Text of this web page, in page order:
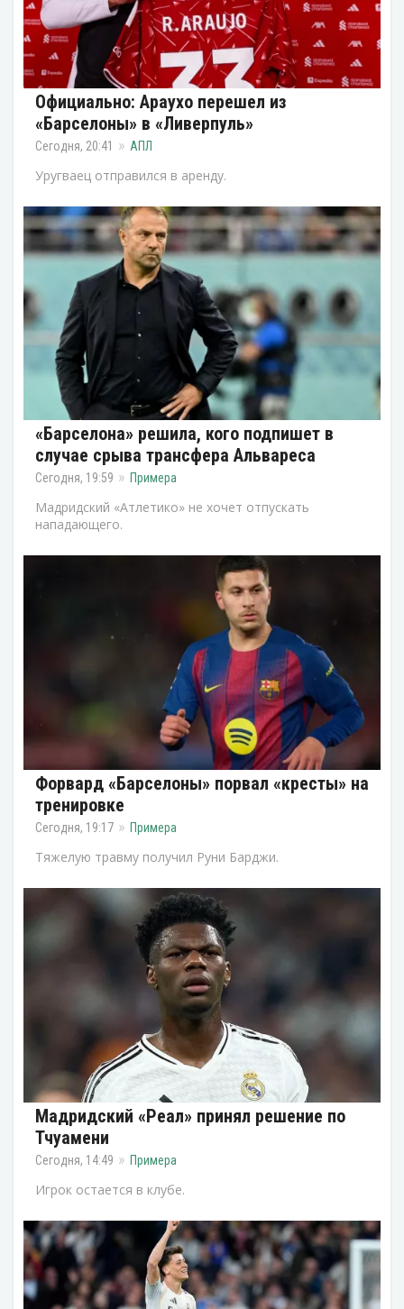
Официально: Араухо перешел из
«Барселоны» в «Ливерпуль»
Сегодня, 20:41 АПЛ
Уругваец отправился в аренду.
«Барселона» решила, кого подпишет в
случае срыва трансфера Альвареса
Сегодня, 19:59 Примера
Мадридский «Атлетико» не хочет отпускать
нападающего.
Форвард «Барселоны» порвал «кресты» на
тренировке
Сегодня, 19:17 Примера
Тяжелую травму получил Руни Барджи.
Мадридский «Реал» принял решение по
Тчуамени
Сегодня, 14:49 Примера
Игрок остается в клубе.